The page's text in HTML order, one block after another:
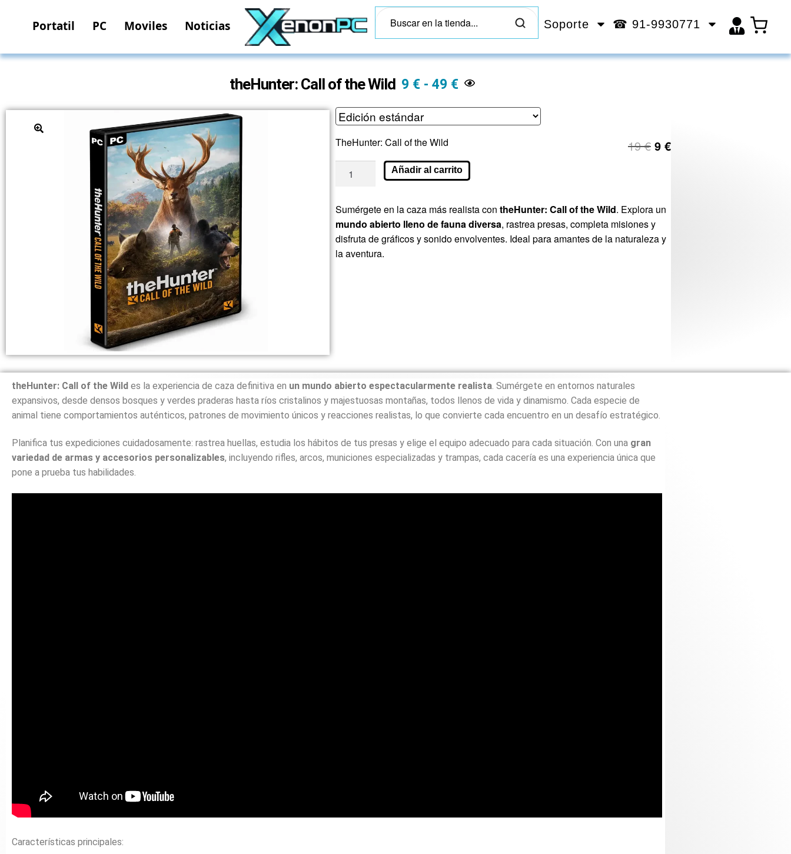
Portatil PC Moviles Noticias Soporte ☎ 91-9930771
theHunter: Call of the Wild 9 € - 49 €
TheHunter: Call of the Wild 19€ 9 €
Añadir al carrito
Sumérgeteen lacaza más realistacon theHunter: CalloftheWild. Explora un
mundo abierto lleno defaunadiversa, rastreapresas, completa misionesy
disfrutadegráficosysonidoenvolventes. Ideal paraamantesde la naturalezay
laaventura.
theHunter: Call of the Wild es la experiencia de caza definitiva en un mundo abierto espectacularmente realista Sumérgete en entornos naturales
expansivos, desde densos bosques y verdes praderas hasta ríos cristalinos y majestuosas montañas, todos llenos de vida y dinamismo. Cada especie de
animal tiene comportamientos auténticos, patrones de movimiento únicos y reacciones realistas, lo que convierte cada encuentro en un desafío estratégico.
Planifica tus expediciones cuidadosamente: rastrea huellas, estudia los hábitos de tus presas y elige el equipo adecuado para cada situación. Con una gran
variedad de armas y accesorios personalizables, incluyendo rifles, arcos, municiones especializadas y trampas, cada cacería es una experiencia única que
pone a prueba tus habilidades.
Características principales: